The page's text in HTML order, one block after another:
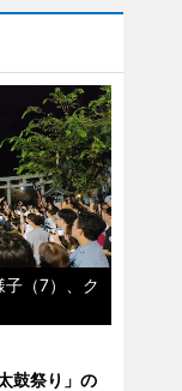
（7）、ク
鼓祭り」の